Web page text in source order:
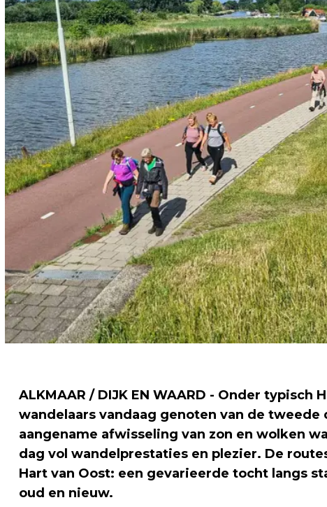
ALKMAAR / DIJK EN WAARD - Onder
wandelaars vandaag genoten van de tweede
aangename afwisseling van zon en wolken
dag vol wandelprestaties en plezier. De
Hart van Oost: een gevarieerde tocht langs
oud en nieuw.